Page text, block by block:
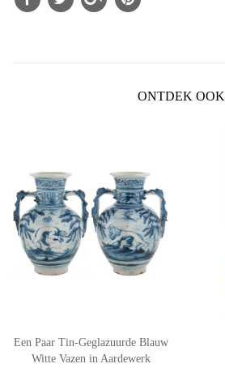
ONTDEK OOK
Een Paar Tin-Geglazuurde Blauw
Witte Vazen in Aardewerk